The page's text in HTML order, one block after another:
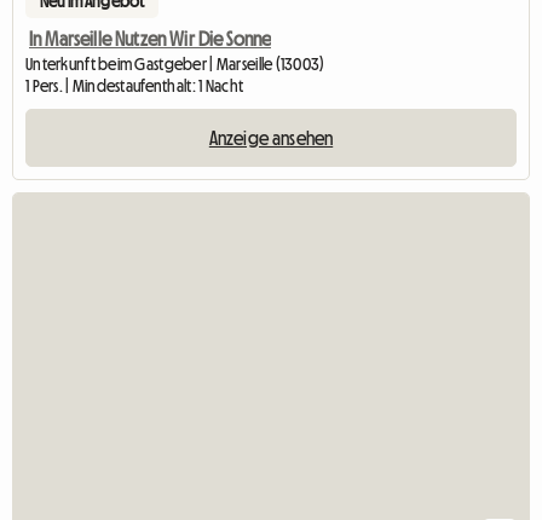
In Marseille Nutzen Wir Die Sonne
Unterkunft beim Gastgeber | Marseille (13003)
1 Pers. | Mindestaufenthalt: 1 Nacht
Anzeige ansehen